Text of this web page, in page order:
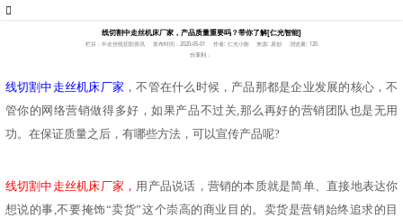
线切割中走丝机床厂家，产品质量重要吗？带你了解[仁光智能]
栏目：中走丝线切割资讯 发布时间：2020-05-01 作者: 仁光小陈 来源: 原创
浏览量: 120
分享到：
线切割中走丝机床厂家 ，不管在什么时候，产品那都是企业发展的核心，不
管你的网络营销做得多好，如果产品不过关,那么再好的营销团队也是无用
功。在保证质量之后，有哪些方法，可以宣传产品呢?
线切割中走丝机床厂家， 用产品说话，营销的本质就是简单、直接地表达你
想说的事,不要掩饰“卖货”这个崇高的商业目的。卖货是营销始终追求的目